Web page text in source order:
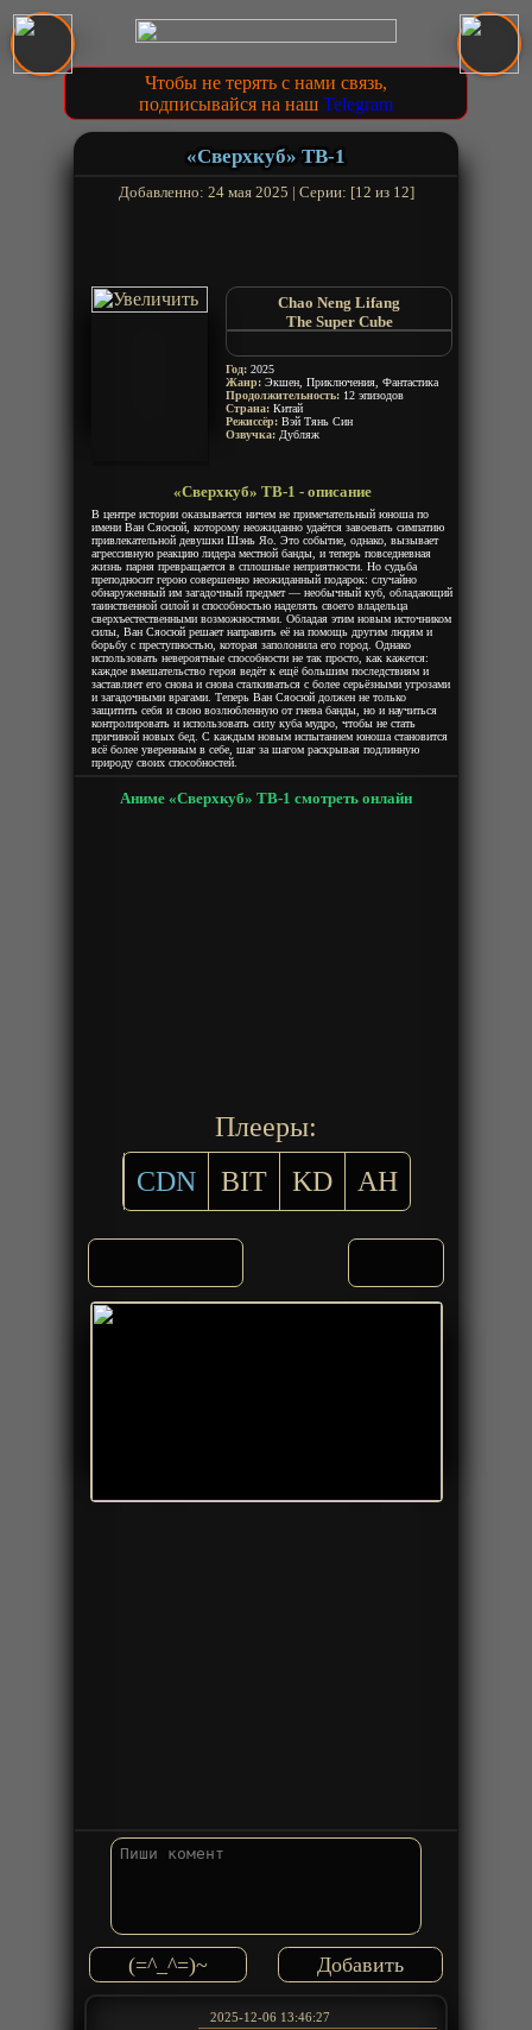
Чтобы не терять с нами связь,
подписывайся на наш Telegram
«Сверхкуб» ТВ-1
Добавленно: 24 мая 2025 | Серии: [12 из 12]
Chao Neng Lifang
The Super Cube
Pian
Год: 2025
Жанр: Экшен, Приключения, Фантастика
Продолжительность: 12 эпизодов
Страна: Китай
Режиссёр: Вэй Тянь Син
Озвучка: Дубляж
«Сверхкуб» ТВ-1 - описание
В центре истории оказывается ничем не примечательный юноша по
имени Ван Сяосюй, которому неожиданно удаётся завоевать симпатию
привлекательной девушки Шэнь Яо. Это событие, однако, вызывает
агрессивную реакцию лидера местной банды, и теперь повседневная
жизнь парня превращается в сплошные неприятности. Но судьба
преподносит герою совершенно неожиданный подарок: случайно
обнаруженный им загадочный предмет — необычный куб, обладающий
таинственной силой и способностью наделять своего владельца
сверхъестественными возможностями. Обладая этим новым источником
силы, Ван Сяосюй решает направить её на помощь другим людям и
борьбу с преступностью, которая заполонила его город. Однако
использовать невероятные способности не так просто, как кажется:
каждое вмешательство героя ведёт к ещё большим последствиям и
заставляет его снова и снова сталкиваться с более серьёзными угрозами
и загадочными врагами. Теперь Ван Сяосюй должен не только
защитить себя и свою возлюбленную от гнева банды, но и научиться
контролировать и использовать силу куба мудро, чтобы не стать
причиной новых бед. С каждым новым испытанием юноша становится
всё более уверенным в себе, шаг за шагом раскрывая подлинную
природу своих способностей.
Аниме «Сверхкуб» ТВ-1 смотреть онлайн
Плееры:
CDN
BIT KD AH
(=^_^=)~
2025-12-06 13:46:27